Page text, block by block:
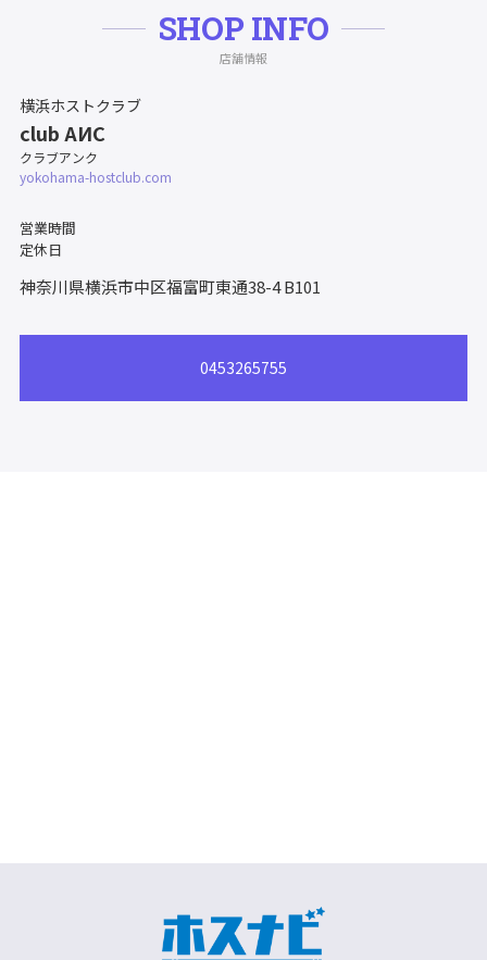
SHOP INFO
店舗情報
横浜ホストクラブ
club AИC
クラブアンク
yokohama-hostclub.com
営業時間
定休日
神奈川県横浜市中区福富町東通38-4B101
0453265755